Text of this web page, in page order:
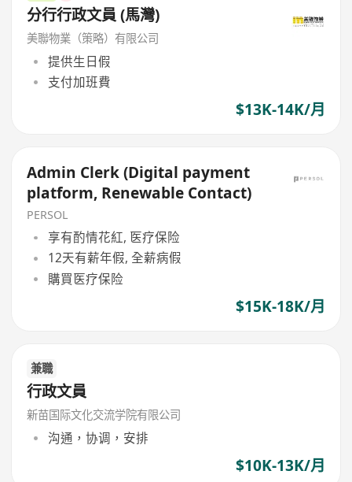
分行行政文員 (馬灣)
美聯物業（策略）有限公司
提供生日假
支付加班費
$13K-14K/月
Admin Clerk (Digital payment
platform, Renewable Contact)
PERSOL
享有酌情花紅, 医疗保险
12天有薪年假, 全薪病假
購買医疗保险
$15K-18K/月
兼職
行政文員
新苗国际文化交流学院有限公司
沟通，协调，安排
$10K-13K/月